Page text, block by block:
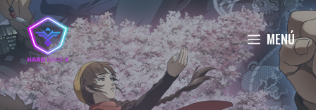
Saltar
al
contenido
MENÚ